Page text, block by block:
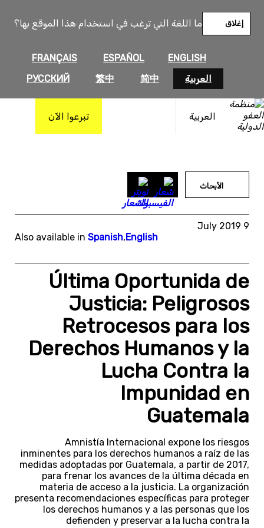
ما اللغة التي ترغب في استخدام هذا الموقع بها؟
ENGLISH
ESPAÑOL
FRANÇAIS
العربية
简中
繁中
РУССКИЙ
إغلاق
العربية تبرعوا الآن
المحتوى
الأبحاث
9 July 2019
Also available in Spanish,English
Última Oportunida de
Justicia: Peligrosos
Retrocesos para los
Derechos Humanos y la
Lucha Contra la
Impunidad en
Guatemala
Amnistía Internacional expone los riesgos
inminentes para los derechos humanos a raíz de las
medidas adoptadas por Guatemala, a partir de 2017,
para frenar los avances de la última década en
materia de acceso a la justicia. La organización
presenta recomendaciones específicas para proteger
los derechos humanos y a las personas que los
defienden y preservar a la lucha contra la